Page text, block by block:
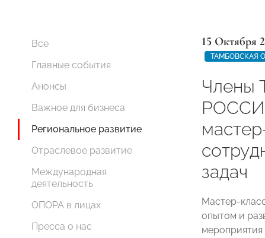
Все
Главные события
Анонсы
Важное для бизнеса
Региональное развитие
Отраслевое развитие
Международная
деятельность
ОПОРА в лицах
Пресса о нас
15 Октября
ТАМБОВСКАЯ
Члены
задач
Мастер-
опытом и